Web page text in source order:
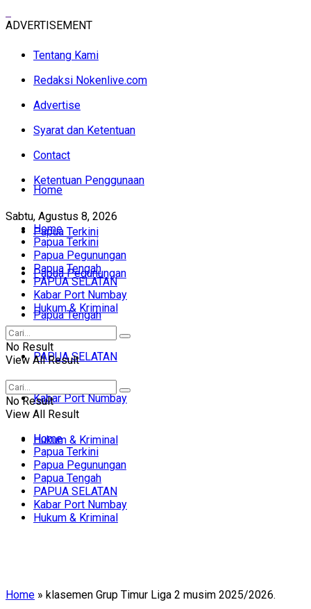
ADVERTISEMENT
Tentang Kami
Redaksi Nokenlive.com
Advertise
Syarat dan Ketentuan
Contact
Ketentuan Penggunaan
Sabtu, Agustus 8, 2026
Home
Papua Terkini
Papua Pegunungan
Papua Tengah
PAPUA SELATAN
Kabar Port Numbay
Hukum & Kriminal
Home
Papua Terkini
Papua Pegunungan
Papua Tengah
PAPUA SELATAN
Kabar Port Numbay
Hukum & Kriminal
No Result
View All Result
No Result
View All Result
Home
Papua Terkini
Papua Pegunungan
Papua Tengah
PAPUA SELATAN
Kabar Port Numbay
Hukum & Kriminal
Home » klasemen Grup Timur Liga 2 musim 2025/2026.